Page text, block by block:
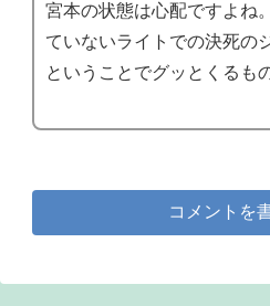
宮本の状態は心配ですよね
ていないライトでの決死の
ということでグッとくるも
コメントを